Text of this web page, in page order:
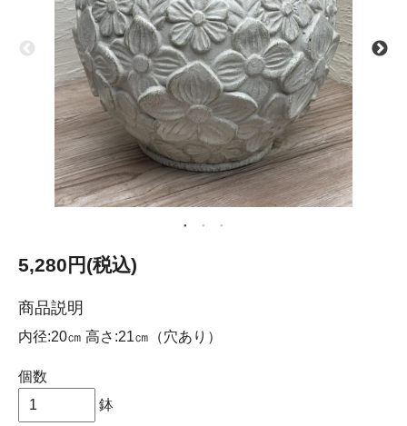
5,280円(税込)
商品説明
内径:20㎝ 高さ:21㎝（穴あり）
個数
鉢